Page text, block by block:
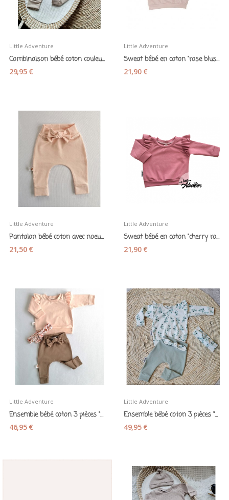
Little Adventure
Combinaison bébé coton couleur sable - Little...
29,95 €
Little Adventure
Sweat bébé en coton "rose blush" - Little...
21,90 €
Little Adventure
Pantalon bébé coton avec noeud rose blush -...
21,50 €
Little Adventure
Sweat bébé en coton "cherry rose" - Little...
21,90 €
Little Adventure
Ensemble bébé coton 3 pièces "Rose/Havane"-...
46,95 €
Little Adventure
Ensemble bébé coton 3 pièces "Feuillages" -...
49,95 €